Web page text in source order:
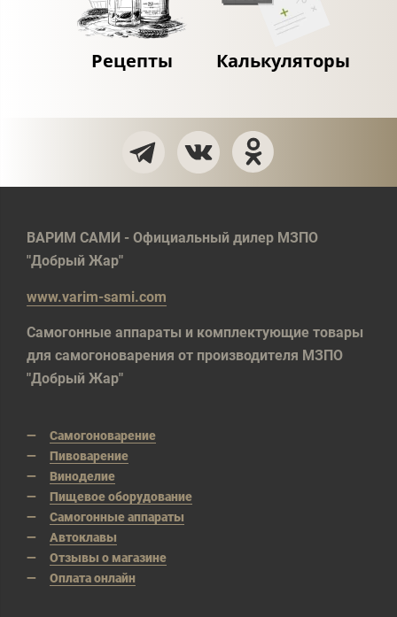
Рецепты Калькуляторы
ВАРИМ САМИ - Официальный дилер МЗПО
"Добрый Жар"
www.varim-sami.com
Самогонные аппараты и комплектующие товары
для самогоноварения от производителя МЗПО
"Добрый Жар"
Самогоноварение
Пивоварение
Виноделие
Пищевое оборудование
Самогонные аппараты
Автоклавы
Отзывы о магазине
Оплата онлайн